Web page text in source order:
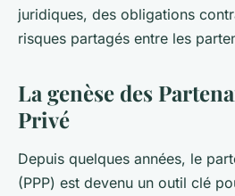
juridiques, des obligations
risques partagés entre les
La genèse des
Privé
Depuis quelques années, le
(PPP) est devenu un outil clé